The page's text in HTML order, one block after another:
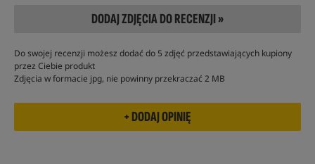
DODAJ ZDJĘCIA DO RECENZJI »
Do swojej recenzji możesz dodać do 5 zdjęć przedstawiających kupiony
przez Ciebie produkt
Zdjęcia w formacie jpg, nie powinny przekraczać 2 MB